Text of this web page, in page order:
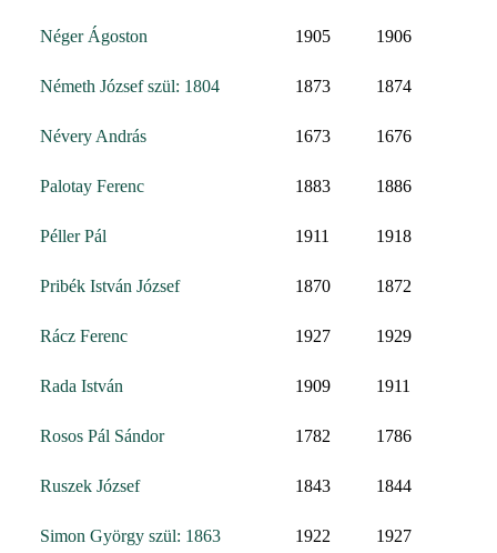
Néger Ágoston 1905 1906
Németh József szül: 1804 1873 1874
Névery András 1673 1676
Palotay Ferenc 1883 1886
Péller Pál 1911 1918
Pribék István József 1870 1872
Rácz Ferenc 1927 1929
Rada István 1909 1911
Rosos Pál Sándor 1782 1786
Ruszek József 1843 1844
Simon György szül: 1863 1922 1927